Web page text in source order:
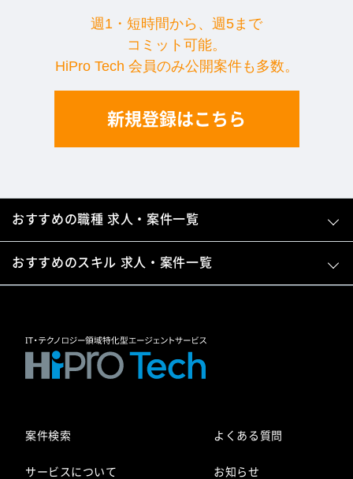
週1・短時間から、週5まで
コミット可能。
HiPro Tech 会員のみ公開案件も多数。
新規登録はこちら
おすすめの職種 求人・案件一覧
おすすめのスキル 求人・案件一覧
案件検索
サービスについて
よくある質問
お知らせ